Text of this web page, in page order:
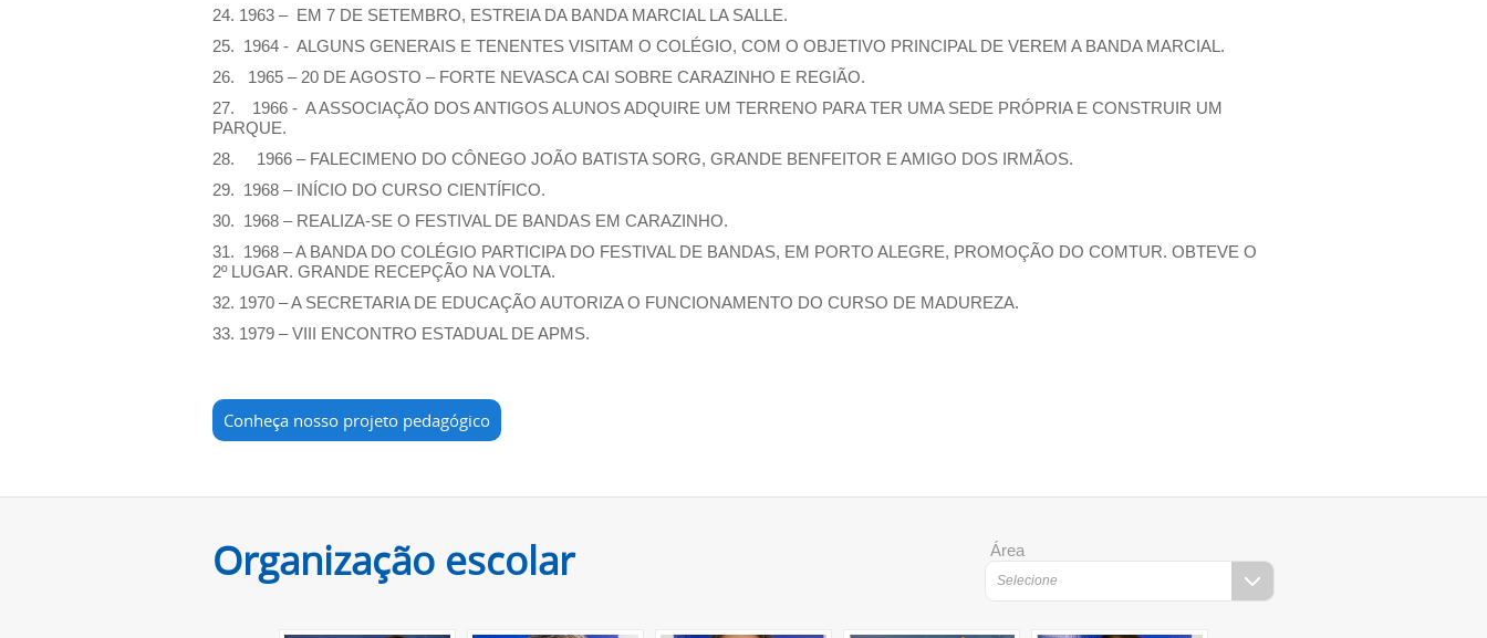
24. 1963 – EM 7 DE SETEMBRO, ESTREIA DA BANDA MARCIAL LA SALLE.
25. 1964 - ALGUNS GENERAIS E TENENTES VISITAM O COLÉGIO, COM O OBJETIVO PRINCIPAL DE VEREM A BANDA MARCIAL.
26. 1965 – 20 DE AGOSTO – FORTE NEVASCA CAI SOBRE CARAZINHO E REGIÃO.
27. 1966 - A ASSOCIAÇÃO DOS ANTIGOS ALUNOS ADQUIRE UM TERRENO PARA TER UMA SEDE PRÓPRIA E CONSTRUIR UM
PARQUE.
28. 1966 – FALECIMENO DO CÔNEGO JOÃO BATISTA SORG, GRANDE BENFEITOR E AMIGO DOS IRMÃOS.
29. 1968 – INÍCIO DO CURSO CIENTÍFICO.
30. 1968 – REALIZA-SE O FESTIVAL DE BANDAS EM CARAZINHO.
31. 1968 – A BANDA DO COLÉGIO PARTICIPA DO FESTIVAL DE BANDAS, EM PORTO ALEGRE, PROMOÇÃO DO COMTUR. OBTEVE O
2º LUGAR. GRANDE RECEPÇÃO NA VOLTA.
32. 1970 – A SECRETARIA DE EDUCAÇÃO AUTORIZA O FUNCIONAMENTO DO CURSO DE MADUREZA.
33. 1979 – VIII ENCONTRO ESTADUAL DE APMS.
Conheça nosso projeto pedagógico
Organização escolar Área
Selecione